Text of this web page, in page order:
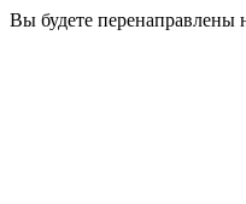
Вы будете перенаправлены